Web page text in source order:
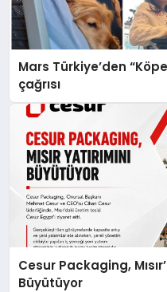
Mars Türkiye’den
çağrısı
Cesur Packaging,
Büyütüyor